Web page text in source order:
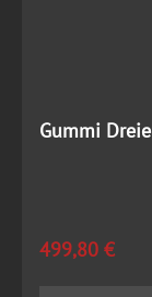
Gummi
Regulärer
499,80 €